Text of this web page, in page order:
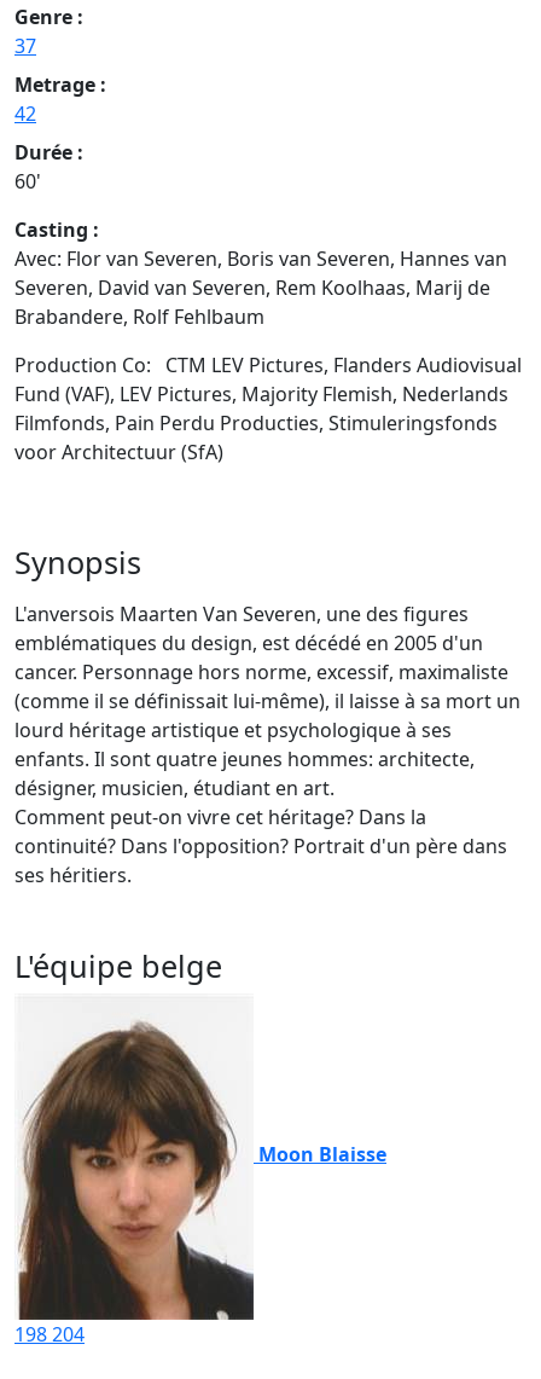
Genre :
37
Metrage :
42
Durée :
60'
Casting :
Avec: Flor van Severen, Boris van Severen, Hannes van
Severen, David van Severen, Rem Koolhaas, Marij de
Brabandere, Rolf Fehlbaum
Production Co: CTM LEV Pictures, Flanders Audiovisual
Fund (VAF), LEV Pictures, Majority Flemish, Nederlands
Filmfonds, Pain Perdu Producties, Stimuleringsfonds
voor Architectuur (SfA)
Synopsis
L'anversois Maarten Van Severen, une des figures
emblématiques du design, est décédé en 2005 d'un
cancer. Personnage hors norme, excessif, maximaliste
(comme il se définissait lui-même), il laisse à sa mort un
lourd héritage artistique et psychologique à ses
enfants. Il sont quatre jeunes hommes: architecte,
désigner, musicien, étudiant en art.
Comment peut-on vivre cet héritage? Dans la
continuité? Dans l'opposition? Portrait d'un père dans
ses héritiers.
L'équipe belge
Moon Blaisse
198204